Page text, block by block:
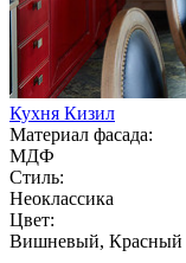
Кухня Кизил
Материал фасада:
МДФ
Стиль:
Неоклассика
Цвет:
Вишневый, Красный